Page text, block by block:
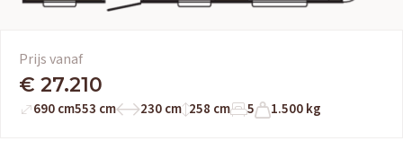
Prijs vanaf
€ 27.210
690 cm553 cm 230 cm 258 cm 5 1.500 kg